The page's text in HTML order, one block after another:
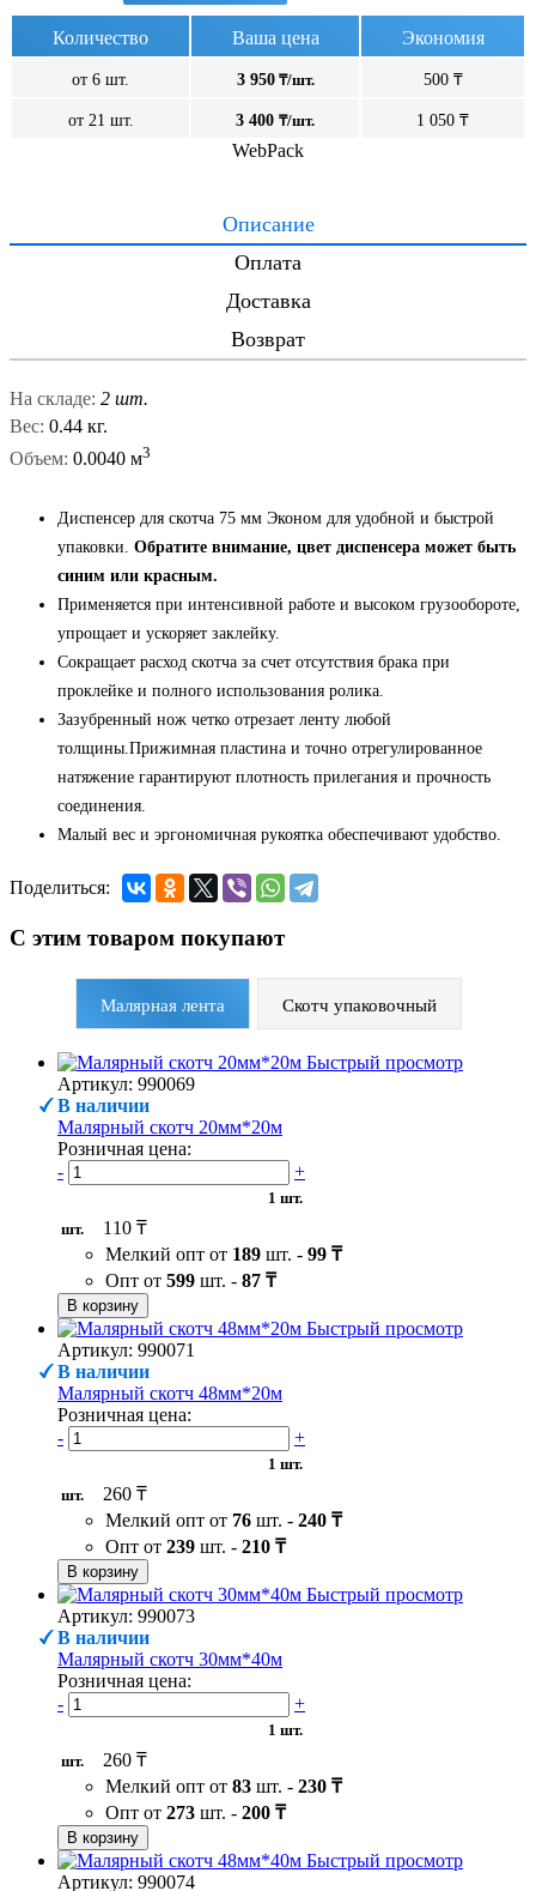
Количество Ваша цена Экономия
от 6 шт. 3 950₸/шт. 500 ₸
от 21 шт. 3 400 ₸/шт. 1 050 ₸
WebPack
Описание
Оплата
Доставка
Возврат
На складе: 2 шт.
Вес: 0.44 кг.
Объем: 0.0040 м3
Диспенсер для скотча 75 мм Эконом для удобной и быстрой
упаковки. Обратите внимание, цвет диспенсера может быть
синим или красным.
Применяется при интенсивной работе и высоком грузообороте,
упрощает и ускоряет заклейку.
Сокращает расход скотча за счет отсутствия брака при
проклейке и полного использования ролика.
Зазубренный нож четко отрезает ленту любой
толщины.Прижимная пластина и точно отрегулированное
натяжение гарантируют плотность прилегания и прочность
соединения.
Малый вес и эргономичная рукоятка обеспечивают удобство.
Поделиться:
С этим товаром покупают
Малярная лента Скотч упаковочный
Быстрый просмотр
Артикул: 990069
В наличии
Малярный скотч 20мм*20м
Розничная цена:
-
+
1 шт.
шт.
110 ₸
Мелкий опт от 189 шт. - 99 ₸
Опт от 599 шт. - 87 ₸
В корзину
Быстрый просмотр
Артикул: 990071
В наличии
Малярный скотч 48мм*20м
Розничная цена:
-
+
1 шт.
шт.
260 ₸
Мелкий опт от 76 шт. - 240 ₸
Опт от 239 шт. - 210 ₸
В корзину
Быстрый просмотр
Артикул: 990073
В наличии
Малярный скотч 30мм*40м
Розничная цена:
-
+
1 шт.
шт.
260 ₸
Мелкий опт от 83 шт. - 230 ₸
Опт от 273 шт. - 200 ₸
В корзину
Быстрый просмотр
Артикул: 990074